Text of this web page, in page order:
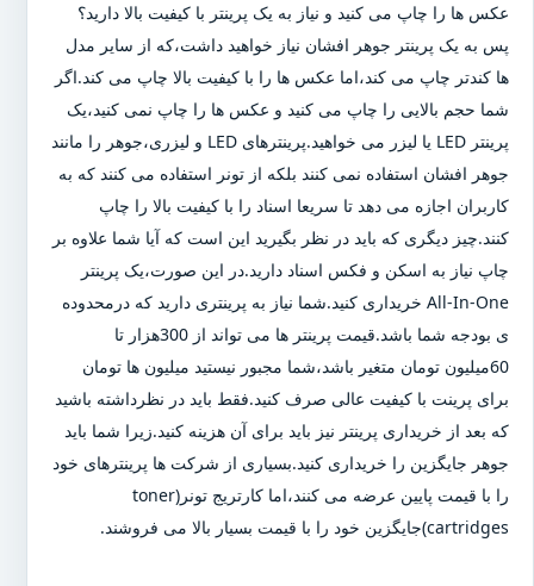
عکس ها را چاپ می کنید و نیاز به یک پرینتر با کیفیت بالا دارید؟
پس به یک پرینتر جوهر افشان نیاز خواهید داشت،که از سایر مدل
ها کندتر چاپ می کند،اما عکس ها را با کیفیت بالا چاپ می کند.اگر
شما حجم بالایی را چاپ می کنید و عکس ها را چاپ نمی کنید،یک
پرینتر LED یا لیزر می خواهید.پرینترهای LED و لیزری،جوهر را مانند
جوهر افشان استفاده نمی کنند بلکه از تونر استفاده می کنند که به
کاربران اجازه می دهد تا سریعا اسناد را با کیفیت بالا را چاپ
کنند.چیز دیگری که باید در نظر بگیرید این است که آیا شما علاوه بر
چاپ نیاز به اسکن و فکس اسناد دارید.در این صورت،یک پرینتر
All-In-One خریداری کنید.شما نیاز به پرینتری دارید که درمحدوده
ی بودجه شما باشد.قیمت پرینتر ها می تواند از 300هزار تا
60میلیون تومان متغیر باشد،شما مجبور نیستید میلیون ها تومان
برای پرینت با کیفیت عالی صرف کنید.فقط باید در نظرداشته باشید
که بعد از خریداری پرینتر نیز باید برای آن هزینه کنید.زیرا شما باید
جوهر جایگزین را خریداری کنید.بسیاری از شرکت ها پرینترهای خود
را با قیمت پایین عرضه می کنند،اما کارتریج تونر(toner
cartridges)جایگزین خود را با قیمت بسیار بالا می فروشند.